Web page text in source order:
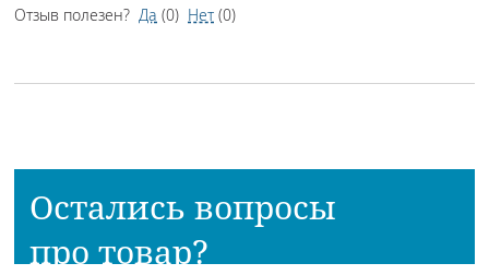
Отзыв полезен?Да (0) Нет (0)
Остались вопросы
про товар?